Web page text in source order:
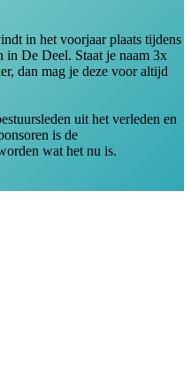
in het voorjaar plaats tijdens
in De Deel. Staat je naam 3x
dan mag je deze voor altijd
uit het verleden en
is de
wat het nu is.